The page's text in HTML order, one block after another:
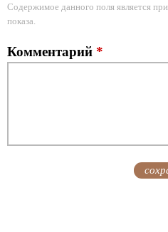
Содержимое данного поля является
показа.
Комментарий *